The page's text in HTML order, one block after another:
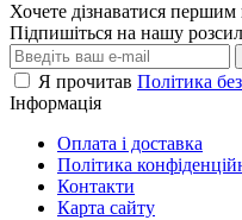
Хочете дізнаватися першим
Підпишіться на нашу
Я прочитав Політика
Інформація
Оплата і доставка
Політика
Контакти
Карта сайту